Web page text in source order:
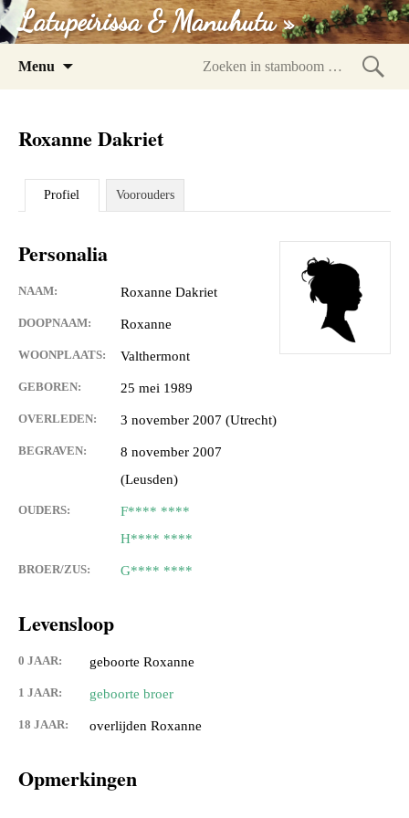
Latupeirissa & Manuhutu »
Menu
Roxanne Dakriet
Profiel Voorouders
Personalia
NAAM: Roxanne Dakriet
DOOPNAAM: Roxanne
WOONPLAATS: Valthermont
GEBOREN: 25 mei 1989
OVERLEDEN: 3 november 2007 (Utrecht)
BEGRAVEN:
8 november 2007
(Leusden)
OUDERS:
F**** ****
H**** ****
BROER/ZUS: G**** ****
Levensloop
0 JAAR: geboorte Roxanne
1 JAAR: geboorte broer
18 JAAR: overlijden Roxanne
Opmerkingen